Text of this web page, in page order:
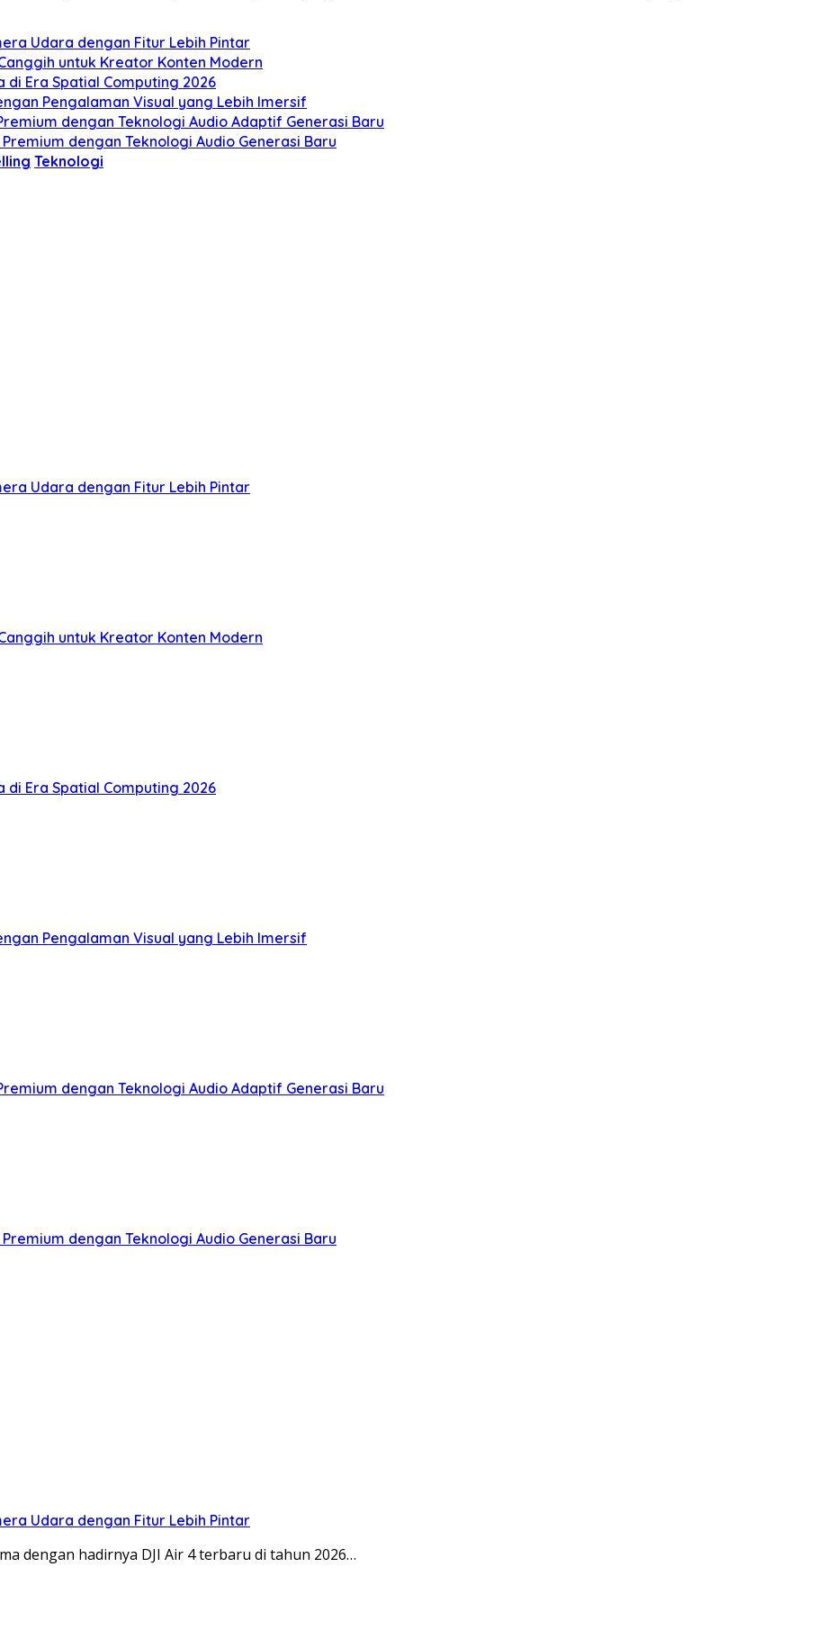
Udara dengan Fitur Lebih Pintar
untuk Kreator Konten Modern
di Era Spatial Computing 2026
Pengalaman Visual yang Lebih Imersif
dengan Teknologi Audio Adaptif Generasi Baru
dengan Teknologi Audio Generasi Baru
Teknologi
Udara dengan Fitur Lebih Pintar
untuk Kreator Konten Modern
di Era Spatial Computing 2026
Pengalaman Visual yang Lebih Imersif
dengan Teknologi Audio Adaptif Generasi Baru
dengan Teknologi Audio Generasi Baru
Udara dengan Fitur Lebih Pintar
dengan hadirnya DJI Air 4 terbaru di tahun 2026…